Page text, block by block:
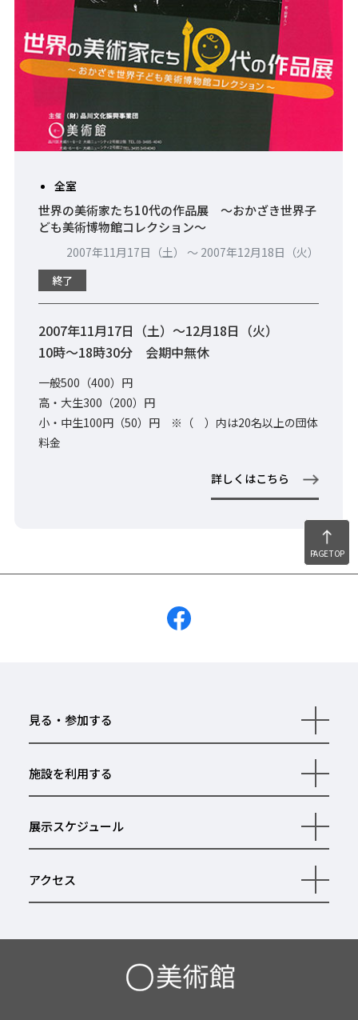
全室
世界の美術家たち10代の作品展 ～おかざき世界子
ども美術博物館コレクション～
2007年11月17日（土） 〜 2007年12月18日（火）
終了
2007年11月17日（土）～12月18日（火）
10時～18時30分 会期中無休
一般500（400）円
高・大生300（200）円
小・中生100円（50）円 ※（ ）内は20名以上の団体
料金
詳しくはこちら
PAGE TOP
見る・参加する
開
く
施設を利用する
開
く
展示スケジュール
開
く
アクセス
開
く